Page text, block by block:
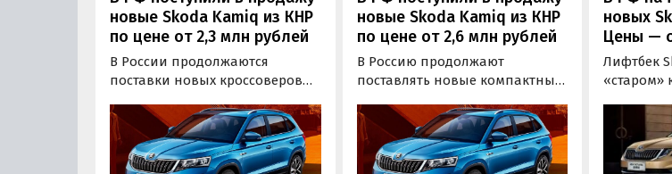
новые Skoda Kamiq из КНР
по цене от 2,3 млн рублей
В России продолжаются
поставки новых кроссоверов
Цены на них на одном из
классифайдов в середине
января стартуют с отметки 2 300
новые Skoda Kamiq из КНР
по цене от 2,6 млн рублей
В Россию продолжают
поставлять новые компактные
китайского рынка. Они
продаются как из наличия, так
и под заказ, а цены на них на
новых
Цены —
Лифтбек
«старом»
вновь